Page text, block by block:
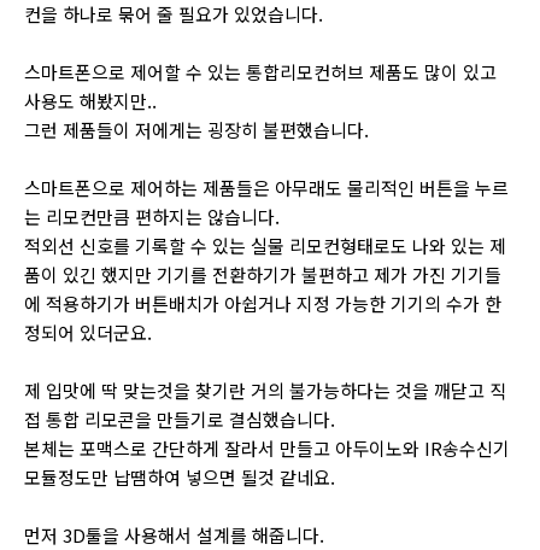
컨을 하나로 묶어 줄 필요가 있었습니다.
스마트폰으로 제어할 수 있는 통합리모컨허브 제품도 많이 있고
사용도 해봤지만..
그런 제품들이 저에게는 굉장히 불편했습니다.
스마트폰으로 제어하는 제품들은 아무래도 물리적인 버튼을 누르
는 리모컨만큼 편하지는 않습니다.
적외선 신호를 기록할 수 있는 실물 리모컨형태로도 나와 있는 제
품이 있긴 했지만 기기를 전환하기가 불편하고 제가 가진 기기들
에 적용하기가 버튼배치가 아쉽거나 지정 가능한 기기의 수가 한
정되어 있더군요.
제 입맛에 딱 맞는것을 찾기란 거의 불가능하다는 것을 깨닫고 직
접 통합 리모콘을 만들기로 결심했습니다.
본체는 포맥스로 간단하게 잘라서 만들고 아두이노와 IR송수신기
모듈정도만 납땜하여 넣으면 될것 같네요.
먼저 3D툴을 사용해서 설계를 해줍니다.